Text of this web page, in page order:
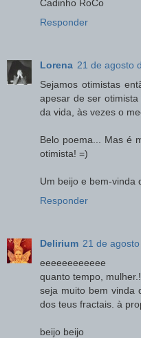
Cadinho RoCo
Responder
Lorena 21 de agosto
Sejamos otimistas
apesar de ser
da vida, às vezes o
Belo poema... Mas é
otimista! =)
Um beijo e bem-vinda
Responder
Delirium 21 de
eeeeeeeeeeee
quanto tempo, mulher.!
seja muito bem vinda
dos teus fractais. à
beijo beijo